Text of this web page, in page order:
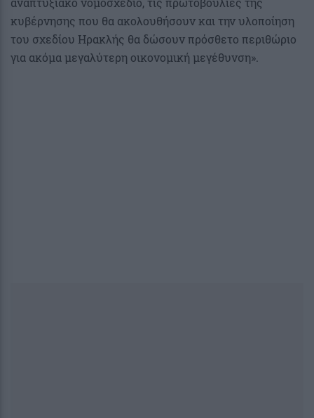
κυβέρνησης που θα ακολουθήσουν και την υλοποίηση
του σχεδίου Ηρακλής θα δώσουν πρόσθετο περιθώριο
για ακόμα μεγαλύτερη οικονομική μεγέθυνση».